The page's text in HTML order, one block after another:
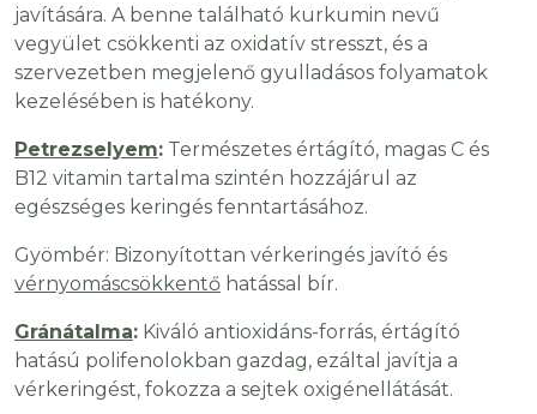
javítására. A benne található kurkumin nevű
vegyület csökkenti az oxidatív stresszt, és a
szervezetben megjelenő gyulladásos folyamatok
kezelésében is hatékony.
Petrezselyem: Természetes értágító, magas C és
B12 vitamin tartalma szintén hozzájárul az
egészséges keringés fenntartásához.
Gyömbér: Bizonyítottan vérkeringés javító és
vérnyomáscsökkentő hatással bír.
Gránátalma: Kiváló antioxidáns-forrás, értágító
hatású polifenolokban gazdag, ezáltal javítja a
vérkeringést, fokozza a sejtek oxigénellátását.